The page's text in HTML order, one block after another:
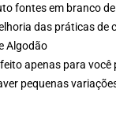
fontes em branco
das práticas de
Algodão
apenas para você
pequenas